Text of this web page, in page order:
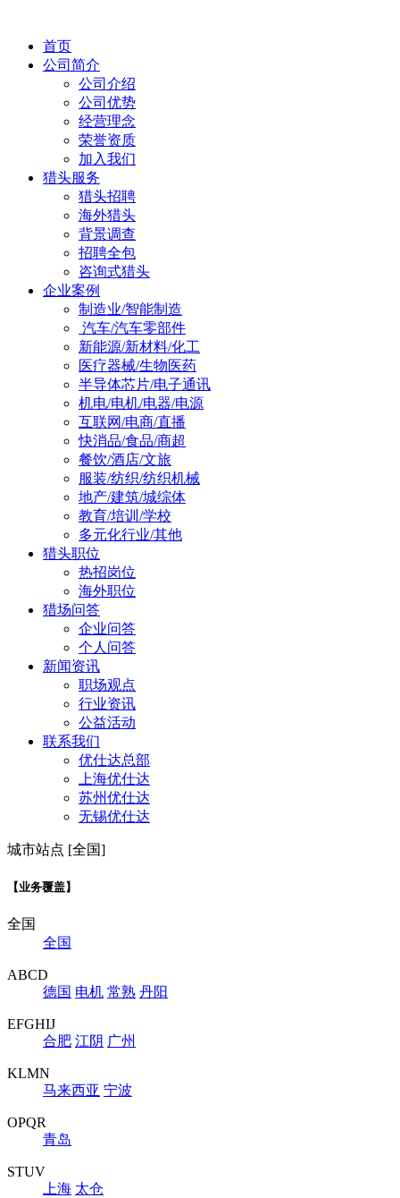
首页
公司简介
公司介绍
公司优势
经营理念
荣誉资质
加入我们
猎头服务
猎头招聘
海外猎头
背景调查
招聘全包
咨询式猎头
企业案例
制造业/智能制造
汽车/汽车零部件
新能源/新材料/化工
医疗器械/生物医药
半导体芯片/电子通讯
机电/电机/电器/电源
互联网/电商/直播
快消品/食品/商超
餐饮/酒店/文旅
服装/纺织/纺织机械
地产/建筑/城综体
教育/培训/学校
多元化行业/其他
猎头职位
热招岗位
海外职位
猎场问答
企业问答
个人问答
新闻资讯
职场观点
行业资讯
公益活动
联系我们
优仕达总部
上海优仕达
苏州优仕达
无锡优仕达
城市站点 [全国]
【业务覆盖】
全国
全国
ABCD
德国 电机 常熟 丹阳
EFGHIJ
合肥 江阴 广州
KLMN
马来西亚 宁波
OPQR
青岛
STUV
上海 太仓